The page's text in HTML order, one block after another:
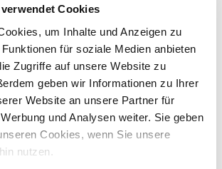
Cookies
um Inhalte und Anzeigen zu
für soziale Medien anbieten
Zugriffe auf unsere Website zu
geben wir Informationen zu Ihrer
Website an unsere Partner für
und Analysen weiter. Sie geben
Cookies, wenn Sie unsere
nutzen.
Ihre Forderung einzutreiben. Kein
mit leeren Händen dastehen, wenn
hat.Lesen Sie hier, was wir in der
andere Unternehmen getan haben.
bei gerichtlichen
in Salzburg
als auch bei
im gesamten